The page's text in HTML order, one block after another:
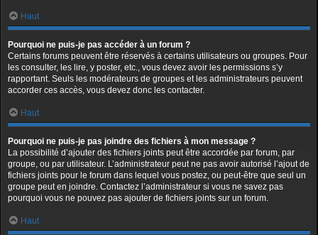
Haut
Pourquoi ne puis-je pas accéder à un forum ?
Certains forums peuvent être réservés à certains utilisateurs ou groupes. Pour
les consulter, les lire, y poster, etc., vous devez avoir les permissions s’y
rapportant. Seuls les modérateurs de groupes et les administrateurs peuvent
accorder ces accès, vous devez donc les contacter.
Haut
Pourquoi ne puis-je pas joindre des fichiers à mon message ?
La possibilité d’ajouter des fichiers joints peut être accordée par forum, par
groupe, ou par utilisateur. L’administrateur peut ne pas avoir autorisé l’ajout de
fichiers joints pour le forum dans lequel vous postez, ou peut-être que seul un
groupe peut en joindre. Contactez l’administrateur si vous ne savez pas
pourquoi vous ne pouvez pas ajouter de fichiers joints sur un forum.
Haut